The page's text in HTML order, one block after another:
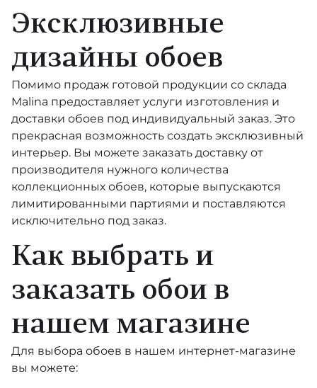
Эксклюзивные
дизайны обоев
Помимо продаж готовой продукции со склада
Malina предоставляет услуги изготовления и
доставки обоев под индивидуальный заказ. Это
прекрасная возможность создать эксклюзивный
интерьер. Вы можете заказать доставку от
производителя нужного количества
коллекционных обоев, которые выпускаются
лимитированными партиями и поставляются
исключительно под заказ.
Как выбрать и
заказать обои в
нашем магазине
Для выбора обоев в нашем интернет-магазине
вы можете: